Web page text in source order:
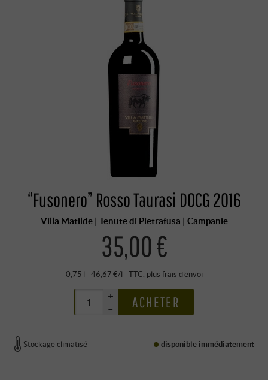
“Fusonero” Rosso Taurasi DOCG 2016
Villa Matilde | Tenute di Pietrafusa | Campanie
35,00 €
0,75 l · 46,67 €/l · TTC, plus frais d’envoi
+
–
ACHETER
Stockage climatisé disponible immédiatement